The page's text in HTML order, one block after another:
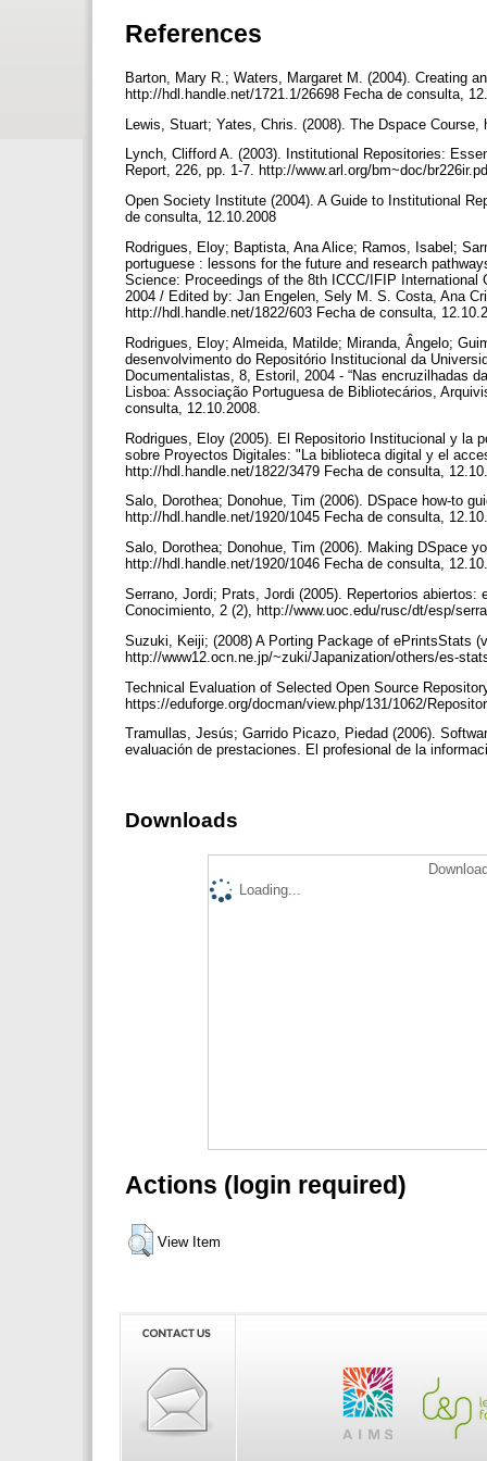
References
Barton, Mary R.; Waters, Margaret M. (2004). Creating
http://hdl.handle.net/1721.1/26698 Fecha de consulta,
Lewis, Stuart; Yates, Chris. (2008). The Dspace
Lynch, Clifford A. (2003). Institutional Repositories:
Report, 226, pp. 1-7. http://www.arl.org/bm~doc/
Open Society Institute (2004). A Guide to Institutional
de consulta, 12.10.2008
Rodrigues, Eloy; Baptista, Ana Alice; Ramos, Isabel;
portuguese : lessons for the future and research
Science: Proceedings of the 8th ICCC/IFIP
2004 / Edited by: Jan Engelen, Sely M. S. Costa, Ana
http://hdl.handle.net/1822/603 Fecha de consulta,
Rodrigues, Eloy; Almeida, Matilde; Miranda, Ângelo;
desenvolvimento do Repositório Institucional da
Documentalistas, 8, Estoril, 2004 - “Nas encruzilhadas
Lisboa: Associação Portuguesa de Bibliotecários,
consulta, 12.10.2008.
Rodrigues, Eloy (2005). El Repositorio Institucional y la
sobre Proyectos Digitales: "La biblioteca digital y el
http://hdl.handle.net/1822/3479 Fecha de consulta,
Salo, Dorothea; Donohue, Tim (2006). DSpace how-to
http://hdl.handle.net/1920/1045 Fecha de consulta,
Salo, Dorothea; Donohue, Tim (2006). Making DSpace
http://hdl.handle.net/1920/1046 Fecha de consulta,
Serrano, Jordi; Prats, Jordi (2005). Repertorios
Conocimiento, 2 (2), http://www.uoc.edu/rusc/dt/esp/
Suzuki, Keiji; (2008) A Porting Package of ePrintsStats
http://www12.ocn.ne.jp/~zuki/Japanization/others/es-
Technical Evaluation of Selected Open Source
https://eduforge.org/docman/view.php/131/1062/
Tramullas, Jesús; Garrido Picazo, Piedad (2006).
evaluación de prestaciones. El profesional de la
Downloads
Loading...
Actions (login required)
View Item